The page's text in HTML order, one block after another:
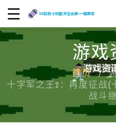
游戏
首页
十字军之王2：再度征战(
战斗